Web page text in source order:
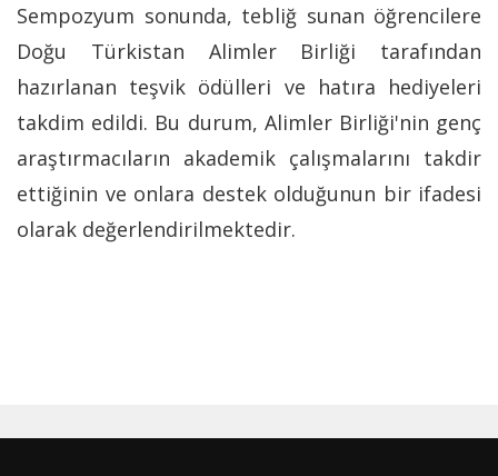
Sempozyum sonunda, tebliğ sunan öğrencilere
Doğu Türkistan Alimler Birliği tarafından
hazırlanan teşvik ödülleri ve hatıra hediyeleri
takdim edildi. Bu durum, Alimler Birliği'nin genç
araştırmacıların akademik çalışmalarını takdir
ettiğinin ve onlara destek olduğunun bir ifadesi
olarak değerlendirilmektedir.